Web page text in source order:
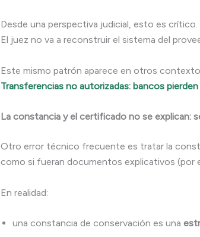
Desde una perspectiva judicial, esto es crítico.
El juez no va a reconstruir el sistema del
Este mismo patrón aparece en otros
Transferencias no autorizadas: bancos
La constancia y el certificado no se explican:
Otro error técnico frecuente es tratar la
como si fueran documentos explicativos (por
En realidad:
una constancia de conservación es una